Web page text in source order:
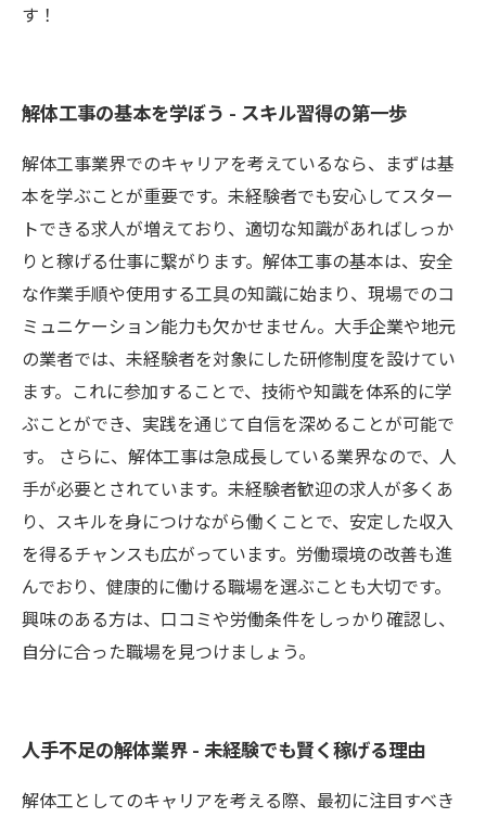
す！
解体工事の基本を学ぼう - スキル習得の第一歩
解体工事業界でのキャリアを考えているなら、まずは基
本を学ぶことが重要です。未経験者でも安心してスター
トできる求人が増えており、適切な知識があればしっか
りと稼げる仕事に繋がります。解体工事の基本は、安全
な作業手順や使用する工具の知識に始まり、現場でのコ
ミュニケーション能力も欠かせません。大手企業や地元
の業者では、未経験者を対象にした研修制度を設けてい
ます。これに参加することで、技術や知識を体系的に学
ぶことができ、実践を通じて自信を深めることが可能で
す。 さらに、解体工事は急成長している業界なので、人
手が必要とされています。未経験者歓迎の求人が多くあ
り、スキルを身につけながら働くことで、安定した収入
を得るチャンスも広がっています。労働環境の改善も進
んでおり、健康的に働ける職場を選ぶことも大切です。
興味のある方は、口コミや労働条件をしっかり確認し、
自分に合った職場を見つけましょう。
人手不足の解体業界 - 未経験でも賢く稼げる理由
解体工としてのキャリアを考える際、最初に注目すべき